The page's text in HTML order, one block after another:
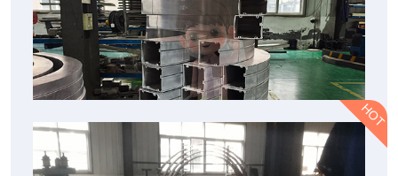
选择北京弯曲加工企业的重要性与服务优势
北京盛达拉弯厂家通过不断引进多种设备、提升技术水平、加强人才
培养，北京弯曲加工企业将能够更好地满足市场需求，为制造业发展
提供更加坚实的技术保障。
2026-08-06
HOT